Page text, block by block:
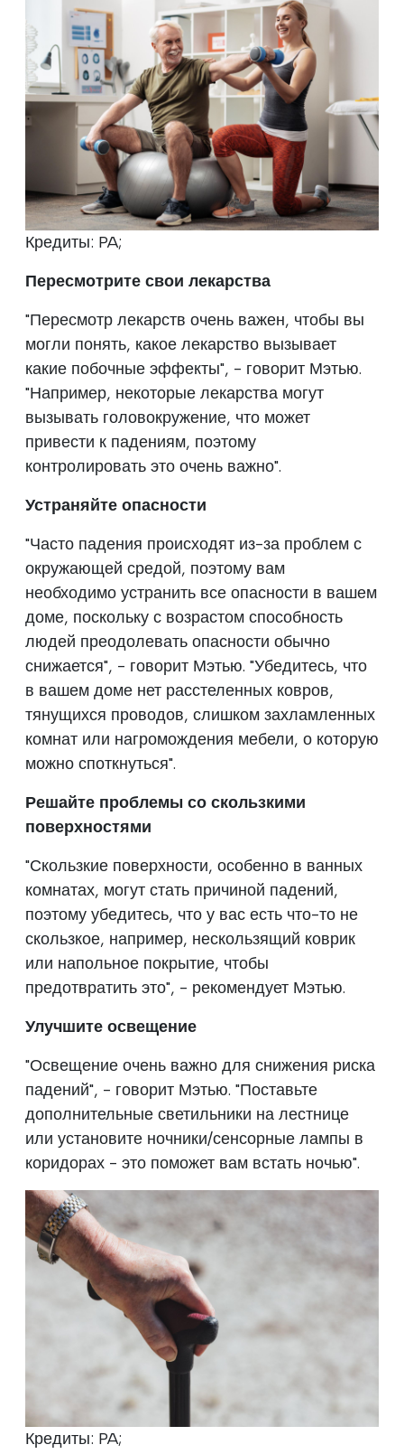
Кредиты: PA;
Пересмотрите свои лекарства
"Пересмотр лекарств очень важен, чтобы вы
могли понять, какое лекарство вызывает
какие побочные эффекты", - говорит Мэтью.
"Например, некоторые лекарства могут
вызывать головокружение, что может
привести к падениям, поэтому
контролировать это очень важно".
Устраняйте опасности
"Часто падения происходят из-за проблем с
окружающей средой, поэтому вам
необходимо устранить все опасности в вашем
доме, поскольку с возрастом способность
людей преодолевать опасности обычно
снижается", - говорит Мэтью. "Убедитесь, что
в вашем доме нет расстеленных ковров,
тянущихся проводов, слишком захламленных
комнат или нагромождения мебели, о которую
можно споткнуться".
Решайте проблемы со скользкими
поверхностями
"Скользкие поверхности, особенно в ванных
комнатах, могут стать причиной падений,
поэтому убедитесь, что у вас есть что-то не
скользкое, например, нескользящий коврик
или напольное покрытие, чтобы
предотвратить это", - рекомендует Мэтью.
Улучшите освещение
"Освещение очень важно для снижения риска
падений", - говорит Мэтью. "Поставьте
дополнительные светильники на лестнице
или установите ночники/сенсорные лампы в
коридорах - это поможет вам встать ночью".
Кредиты: PA;